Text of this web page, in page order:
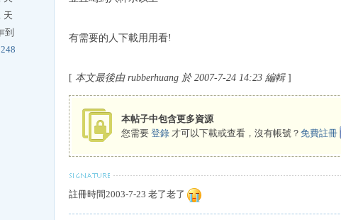
天
到
有需要的人下載用用看!
[ 本文最後由 rubberhuang 於 2007-7-24 14:23 編輯 ]
本帖子中包含更多資源
您需要 登錄 才可以下載或查看，沒有帳號？ 免費註冊
註冊時間2003-7-23 老了老了